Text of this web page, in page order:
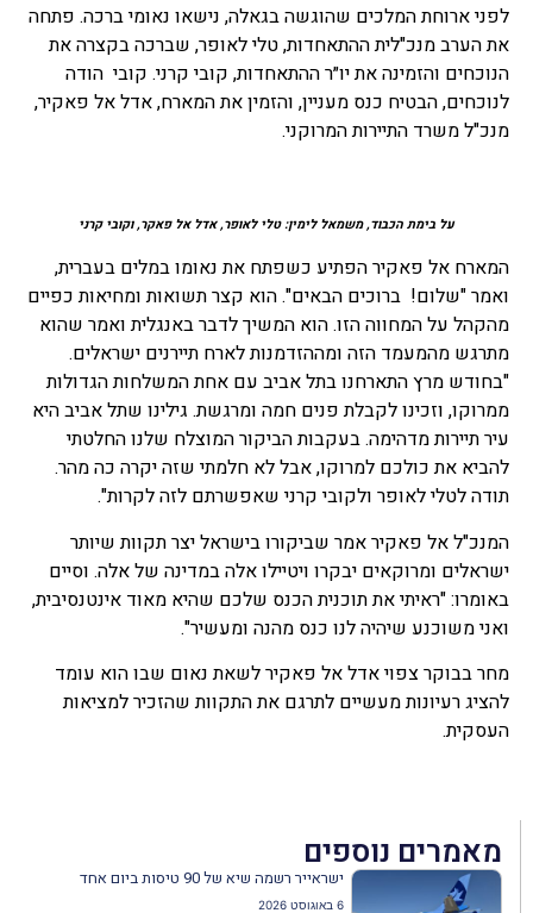
לפני ארוחת המלכים שהוגשה בגאלה, נישאו נאומי ברכה. פתחה
את הערב מנכ"לית ההתאחדות, טלי לאופר, שברכה בקצרה את
הנוכחים והזמינה את יו״ר ההתאחדות, קובי קרני. קובי הודה
לנוכחים, הבטיח כנס מעניין, והזמין את המארח, אדל אל פאקיר,
מנכ"ל משרד התיירות המרוקני.
על בימת הכבוד, משמאל לימין: טלי לאופר, אדל אל פאקר, וקובי קרני
המארח אל פאקיר הפתיע כשפתח את נאומו במלים בעברית,
ואמר "שלום! ברוכים הבאים". הוא קצר תשואות ומחיאות כפיים
מהקהל על המחווה הזו. הוא המשיך לדבר באנגלית ואמר שהוא
מתרגש מהמעמד הזה ומההזדמנות לארח תיירנים ישראלים.
"בחודש מרץ התארחנו בתל אביב עם אחת המשלחות הגדולות
ממרוקו, וזכינו לקבלת פנים חמה ומרגשת. גילינו שתל אביב היא
עיר תיירות מדהימה. בעקבות הביקור המוצלח שלנו החלטתי
להביא את כולכם למרוקו, אבל לא חלמתי שזה יקרה כה מהר.
תודה לטלי לאופר ולקובי קרני שאפשרתם לזה לקרות".
המנכ"ל אל פאקיר אמר שביקורו בישראל יצר תקוות שיותר
ישראלים ומרוקאים יבקרו ויטיילו אלה במדינה של אלה. וסיים
באומרו: "ראיתי את תוכנית הכנס שלכם שהיא מאוד אינטנסיבית,
ואני משוכנע שיהיה לנו כנס מהנה ומעשיר".
מחר בבוקר צפוי אדל אל פאקיר לשאת נאום שבו הוא עומד
להציג רעיונות מעשיים לתרגם את התקוות שהזכיר למציאות
העסקית.
מאמרים נוספים
ישראייר רשמה שיא של 90 טיסות ביום אחד
6 באוגוסט 2026